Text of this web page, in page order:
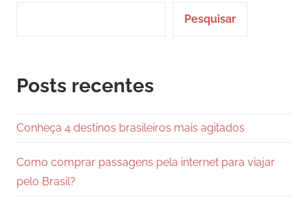
Pesquisar
Posts recentes
Conheça 4 destinos brasileiros mais agitados
Como comprar passagens pela internet para viajar
pelo Brasil?